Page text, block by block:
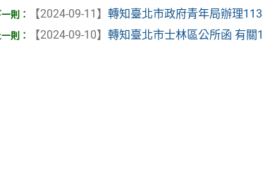
【2024-09-11】 轉知臺北市政府青年局辦理
【2024-09-10】 轉知臺北市士林區公所函 有關